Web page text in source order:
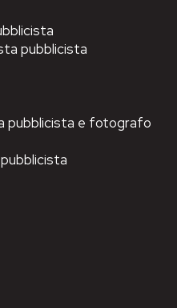
pubblicista
pubblicista e fotografo